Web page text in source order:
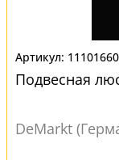
Подвесная
DeMarkt